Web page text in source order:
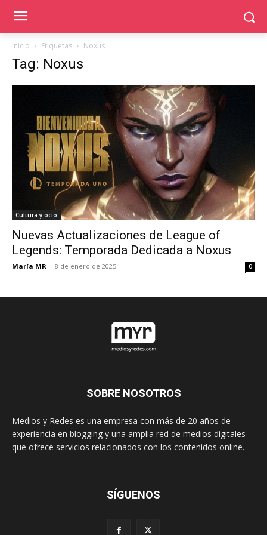
Inicio Etiquetas Noxus
Tag: Noxus
Cultura y ocio
Nuevas Actualizaciones de League of
Legends: Temporada Dedicada a Noxus
María MR - 8 de enero de 2025 0
SOBRE NOSOTROS
Medios y Redes es una empresa con más de 20 años de
experiencia en blogging y una amplia red de medios digitales
que ofrece servicios relacionados con los contenidos online.
SÍGUENOS